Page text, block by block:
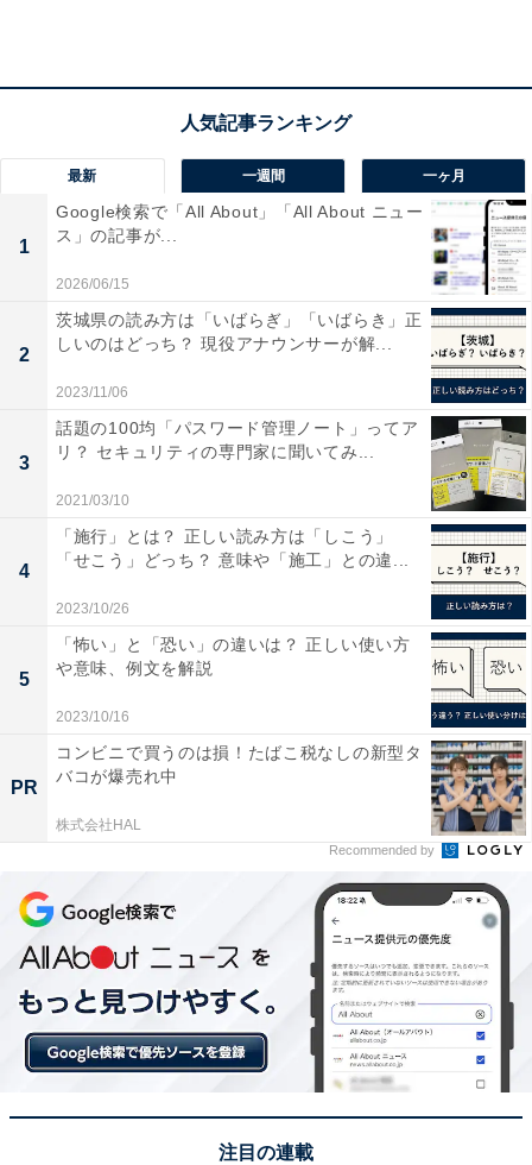
40.4％、3位「副業など、本業以外の仕事にも挑戦する」
上位TOP3には前向きな姿勢がうかがえる項目がランク
インしており、回答者のコメントでも、「どこに行って
も通用する人材になる必要性を感じた」や「出社でもテ
レワークでも、どのようなスタイルでも成果を上げられ
るようになる必要を感じた」といった声が寄せられてい
働き方の変化や景気の変動があっても「必要とされる人
材になりたい」といった思いが感じられるコメントが目
立ちました。
＞次ページ：11位までのランキング結果
【おすすめ記事】
・
「月収25万円で出社勤務」VS「月収18万円でテレワー
ク勤務」5.6倍の大差で勝ったのは？
「完全テレワークになっても通勤30分圏内に住み続けた
い」約5人に1人が回答！ その理由とは……？
500人調査「仕事のスキルアップのためにしているこ
と」ランキング！ 2位「勉強・情報収集」1位は？
・
男女500人が「独学で取得した資格」ランキング！
「FP」「語学系資格」を抑えた1位は？
最新 一週間 一ヶ月
1
Google検索で「All About」「All About ニュー
ス」の記事が...
2026/06/15
2
茨城県の読み方は「いばらぎ」「いばらき」正
しいのはどっち？ 現役アナウンサーが解...
2023/11/06
3
話題の100均「パスワード管理ノート」ってア
リ？ セキュリティの専門家に聞いてみ...
2021/03/10
4
「施行」とは？ 正しい読み方は「しこう」
「せこう」どっち？ 意味や「施工」との違...
2023/10/26
5
「怖い」と「恐い」の違いは？ 正しい使い方
や意味、例文を解説
2023/10/16
PR
コンビニで買うのは損！たばこ税なしの新型タ
バコが爆売れ中
株式会社HAL
Recommended by
注目の連載